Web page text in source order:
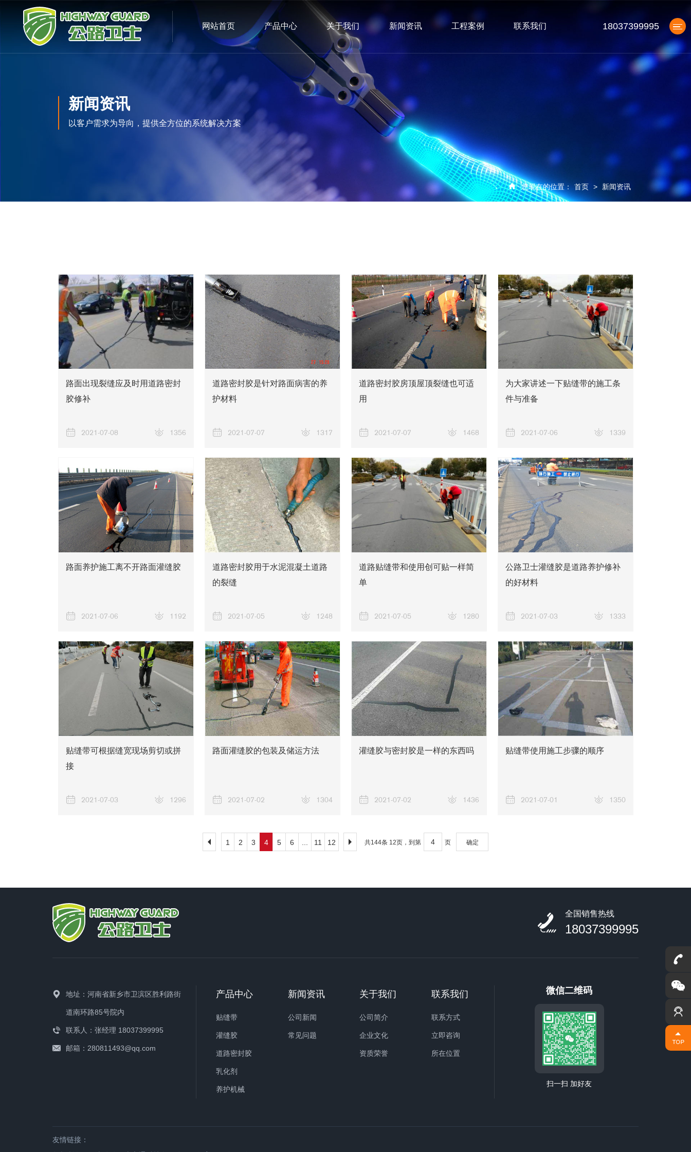
网站首页 产品中心 关于我们 新闻资讯 工程案例 联系我们 18037399995
产品中心
关于我们
新闻资讯
新闻资讯
以客户需求为导向，提供全方位的系统解决方案
您现在的位置： 首页 > 新闻资讯
路面出现裂缝应及时用道路密封
胶修补
2021-07-08 1356
道路密封胶是针对路面病害的养
护材料
2021-07-07 1317
道路密封胶房顶屋顶裂缝也可适
用
2021-07-07 1468
为大家讲述一下贴缝带的施工条
件与准备
2021-07-06 1339
路面养护施工离不开路面灌缝胶
2021-07-06 1192
道路密封胶用于水泥混凝土道路
的裂缝
2021-07-05 1248
道路贴缝带和使用创可贴一样简
单
2021-07-05 1280
公路卫士灌缝胶是道路养护修补
的好材料
2021-07-03 1333
贴缝带可根据缝宽现场剪切或拼
接
2021-07-03 1296
路面灌缝胶的包装及储运方法
2021-07-02 1304
灌缝胶与密封胶是一样的东西吗
2021-07-02 1436
贴缝带使用施工步骤的顺序
2021-07-01 1350
1 2 3 4 5 6 11 12 共144条 12页，到第 页 确定
全国销售热线
18037399995
地址：河南省新乡市卫滨区胜利路街
道南环路85号院内
联系人：张经理 18037399995
邮箱：280811493@qq.com
产品中心
贴缝带
灌缝胶
道路密封胶
乳化剂
养护机械
新闻资讯
公司新闻
常见问题
关于我们
公司简介
企业文化
资质荣誉
联系我们
联系方式
立即咨询
所在位置
微信二维码
扫一扫 加好友
友情链接：